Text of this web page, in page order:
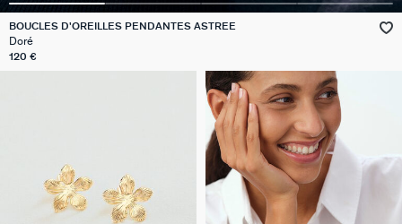
BOUCLES D'OREILLES PENDANTES ASTREE
Doré
120 €